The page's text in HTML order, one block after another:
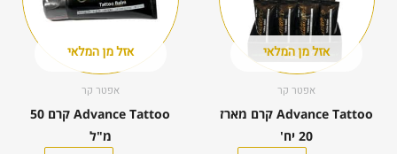
אזל מן המלאי
אפטר קר
Advance Tattoo קרם מארז
20 יח'
אזל מן המלאי
אפטר קר
Advance Tattoo קרם 50
מ"ל